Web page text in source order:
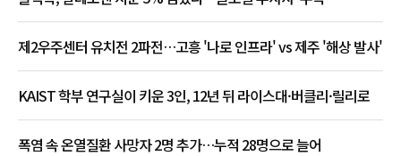
제2우주센터 유치전 2파전…고흥 '나로 인프라' vs 제주 '해상 발사'
KAIST 학부 연구실이 키운 3인, 12년 뒤 라이스대·버클리·릴리로
폭염 속 온열질환 사망자 2명 추가…누적 28명으로 늘어